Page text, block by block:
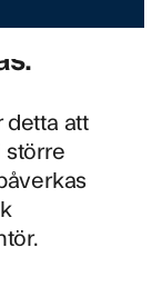
detta att
större